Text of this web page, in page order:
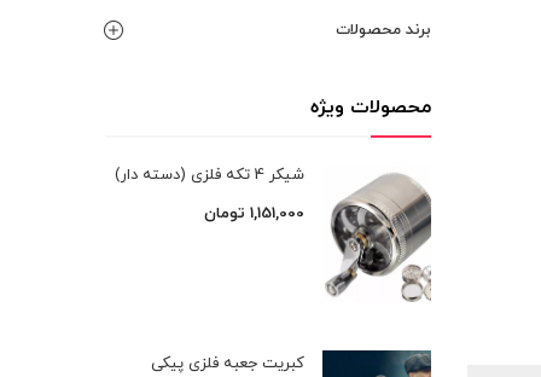
برند محصولات
محصولات ویژه
شیکر 4 تکه فلزی (دسته دار)
1,151,000 تومان
کبریت جعبه فلزی پیکی